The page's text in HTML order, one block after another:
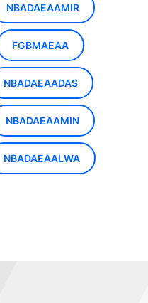
NBADAEAAMIR
FGBMAEAA
NBADAEAADAS
NBADAEAAMIN
NBADAEAALWA